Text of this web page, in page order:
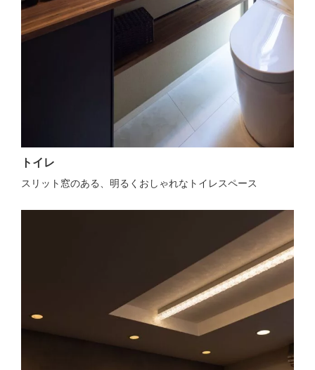
トイレ
スリット窓のある、明るくおしゃれなトイレスペース